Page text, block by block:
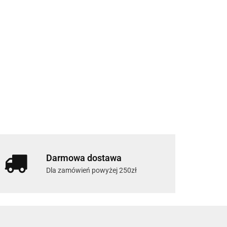
Darmowa dostawa
Dla zamówień powyżej 250zł